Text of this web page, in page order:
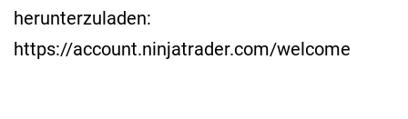
herunterzuladen:
https://account.ninjatrader.com/welcome